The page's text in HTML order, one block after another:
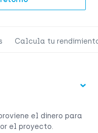
Calcula tu
el dinero para
el proyecto.